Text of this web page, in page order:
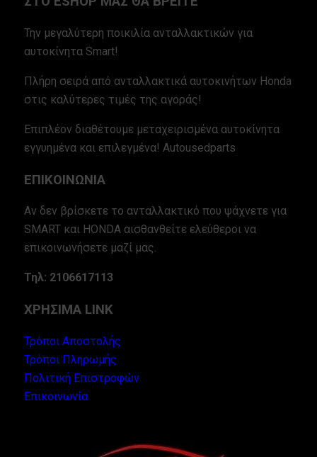
Την μεγαλύτερη ποικιλία ανταλλακτικών για
αυτοκίνητα Smart!
Πλήρη σειρά από ανταλλακτικά αυτοκινήτων Honda
στις καλύτερες τιμές της αγοράς!
Επιπλέον διαθέτουμε μεταχειρισμένα αυτοκίνητα
εγγυημένα και επιλεγμένα! Autousedparts
ΕΠΙΚΟΙΝΩΝΙΑ
Αν δεν βρίσκετε το ανταλλακτικό που ψάχνετε για
SMART και HONDA αισθανθείτε ελεύθεροι να
επικοινωνήσετε μαζί μας.
Τηλ: 2106617113
ΧΡΗΣΙΜΑ LINK
Τρόποι Αποστολής
Τρόποι Πληρωμής
Πολιτική Επιστροφών
Επικοινωνία